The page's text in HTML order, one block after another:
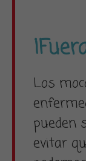
Los
pueden
evitar